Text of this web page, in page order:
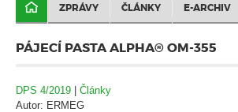
ZPRÁVY ČLÁNKY E-ARCHIV
PÁJECÍ PASTA ALPHA® OM-355
DPS 4/2019 | Články
Autor: ERMEG